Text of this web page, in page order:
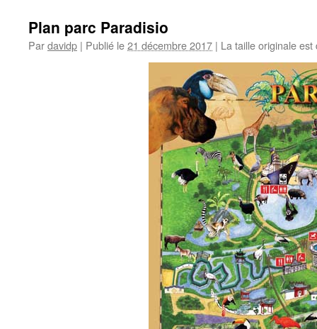
Plan parc Paradisio
Pardavidp | Publié le21 décembre 2017 | La taille originale